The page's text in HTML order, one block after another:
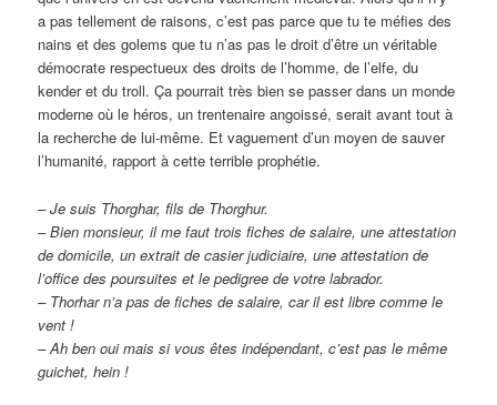
a pas tellement de raisons, c’est pas parce que tu te méfies des
nains et des golems que tu n’as pas le droit d’être un véritable
démocrate respectueux des droits de l’homme, de l’elfe, du
kender et du troll. Ça pourrait très bien se passer dans un monde
moderne où le héros, un trentenaire angoissé, serait avant tout à
la recherche de lui-même. Et vaguement d’un moyen de sauver
l’humanité, rapport à cette terrible prophétie.
– Je suis Thorghar, fils de Thorghur.
– Bien monsieur, il me faut trois fiches de salaire, une attestation
de domicile, un extrait de casier judiciaire, une attestation de
l’office des poursuites et le pedigree de votre labrador.
– Thorhar n’a pas de fiches de salaire, car il est libre comme le
vent !
– Ah ben oui mais si vous êtes indépendant, c’est pas le même
guichet, hein !